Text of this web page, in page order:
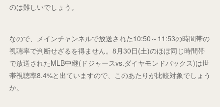
のは難しいでしょう。
なので、メインチャンネルで放送された10:50～11:53の時間帯の
視聴率で判断せざるを得ません。8月30日(土)のほぼ同じ時間帯
で放送されたMLB中継(ドジャースvs.ダイヤモンドバックス)は世
帯視聴率8.4%と出ていますので、このあたりが比較対象でしょう
か。